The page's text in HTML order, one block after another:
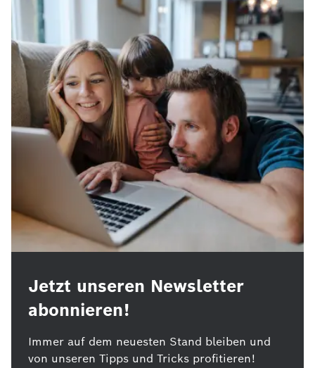
Jetzt unseren Newsletter
abonnieren!
Immer auf dem neuesten Stand bleiben und
von unseren Tipps und Tricks profitieren!